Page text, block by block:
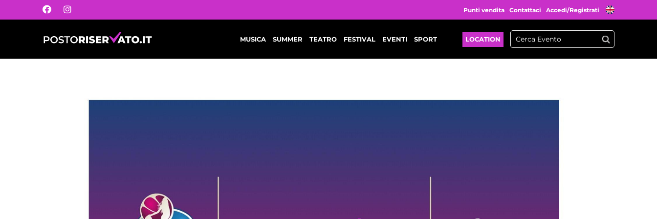
Postoriservato.it Punti vendita Contattaci Accedi/Registrati
MUSICA SUMMER TEATRO FESTIVAL EVENTI SPORT LOCATION